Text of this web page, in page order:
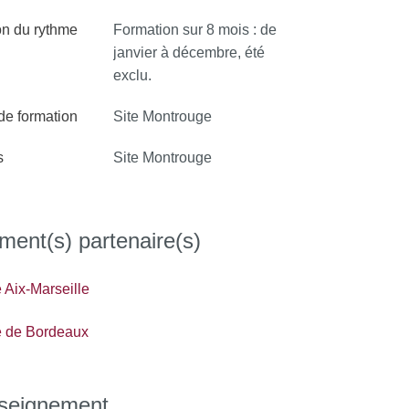
du rythme
Formation sur 8 mois : de
janvier à décembre, été
exclu.
formation Site Montrouge
Site Montrouge
partenaire(s)
Aix-Marseille
de Bordeaux